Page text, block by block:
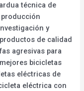
técnica de
y
de calidad
agresivas para
bicicletas
eléctricas de
eléctrica con